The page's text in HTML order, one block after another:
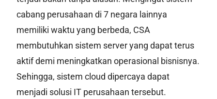
cabang perusahaan di 7 negara lainnya
memiliki waktu yang berbeda, CSA
membutuhkan sistem server yang dapat terus
aktif demi meningkatkan operasional bisnisnya.
Sehingga, sistem cloud dipercaya dapat
menjadi solusi IT perusahaan tersebut.